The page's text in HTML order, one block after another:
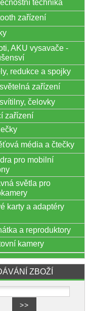
zařízení
AKU vysavače -
redukce a spojky
zařízení
čelovky
zařízení
média a čtečky
pro mobilní
světla pro
karty a adaptéry
a reproduktory
kamery
ZBOŽÍ